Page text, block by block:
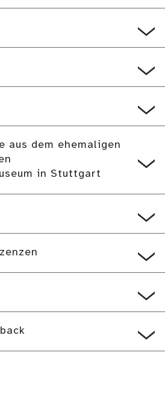
aus dem ehemaligen
in Stuttgart